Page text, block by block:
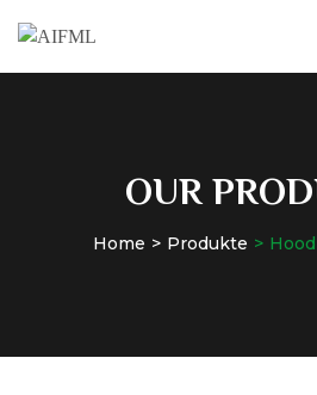
OUR
Home Produkte